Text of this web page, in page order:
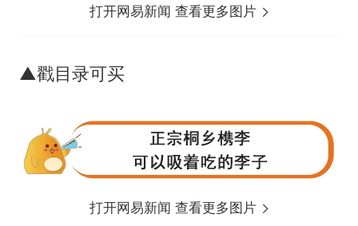
打开网易新闻 查看更多图片
▲戳目录可买
打开网易新闻 查看更多图片